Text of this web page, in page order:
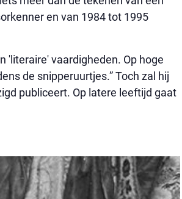
en van 1984 tot 1995
'literaire' vaardigheden. Op hoge
de snipperuurtjes.” Toch zal hij
publiceert. Op latere leeftijd gaat